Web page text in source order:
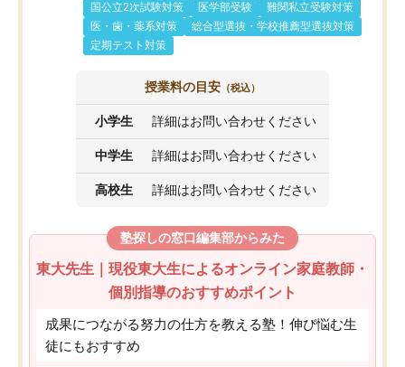
国公立2次試験対策
医学部受験
難関私立受験対策
医・歯・薬系対策
総合型選抜・学校推薦型選抜対策
定期テスト対策
授業料の目安 （税込）
小学生 詳細はお問い合わせください
中学生 詳細はお問い合わせください
高校生 詳細はお問い合わせください
塾探しの窓口編集部からみた
東大先生｜現役東大生によるオンライン家庭教師・
個別指導のおすすめポイント
成果につながる努力の仕方を教える塾！伸び悩む生
徒にもおすすめ